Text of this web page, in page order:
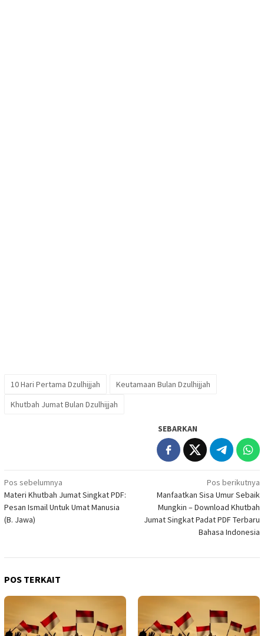
10 Hari Pertama Dzulhijjah
Keutamaan Bulan Dzulhijjah
Khutbah Jumat Bulan Dzulhijjah
SEBARKAN
Navigasi
pos
Pos sebelumnya
Materi Khutbah Jumat Singkat PDF:
Pesan Ismail Untuk Umat Manusia
(B. Jawa)
Pos berikutnya
Manfaatkan Sisa Umur Sebaik
Mungkin – Download Khutbah
Jumat Singkat Padat PDF Terbaru
Bahasa Indonesia
POS TERKAIT